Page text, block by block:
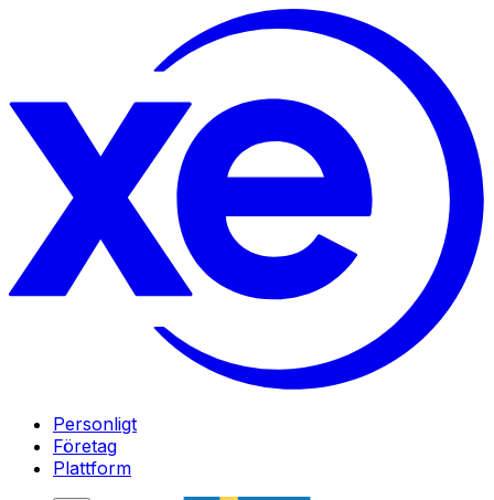
Personligt
Företag
Plattform